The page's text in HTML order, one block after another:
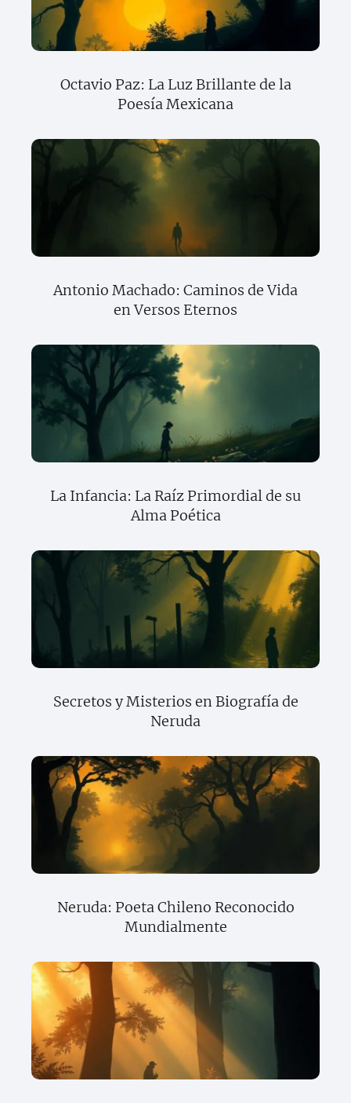
Octavio Paz: La Luz Brillante de la
Poesía Mexicana
Antonio Machado: Caminos de Vida
en Versos Eternos
La Infancia: La Raíz Primordial de su
Alma Poética
Secretos y Misterios en Biografía de
Neruda
Neruda: Poeta Chileno Reconocido
Mundialmente